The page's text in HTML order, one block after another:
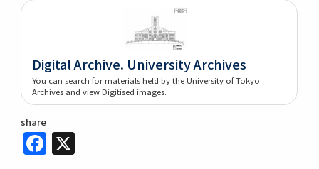
Digital Archive. University Archives
You can search for materials held by the University of Tokyo
Archives and view Digitised images.
share
Facebook